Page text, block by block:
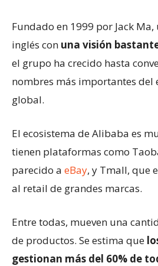
Fundado en 1999 por Jack
inglés con una visión
el grupo ha crecido hasta
nombres más importantes del
global.
El ecosistema de Alibaba es
tienen plataformas como
parecido a eBay, y Tmall, que
al retail de grandes marcas.
Entre todas, mueven una
de productos. Se estima que
gestionan más del 60% de